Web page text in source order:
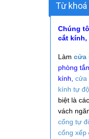
Từ
Chúng
cắt kính,
Làm cửa
phòng
kính, cửa
kính tự
biệt là
vách
cổng tự
cổng xếp